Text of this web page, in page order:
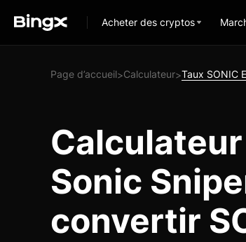
Acheter des cryptos
Page d’accueil>Calculateur>Taux SONIC
Sonic
convertir